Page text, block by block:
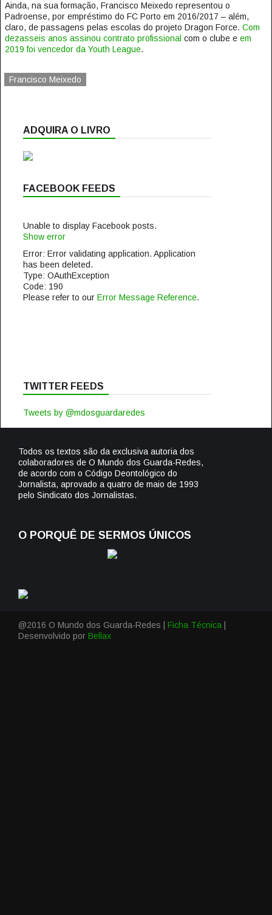
Ainda, na sua formação, Francisco Meixedo representou o
Padroense, por empréstimo do FC Porto em 2016/2017 – além,
claro, de passagens pelas escolas do projeto Dragon Force. Com
dezasseis anos assinou contrato profissional com o clube e em
2019 foi vencedor da Youth League.
Francisco Meixedo
ADQUIRA O LIVRO
FACEBOOK FEEDS
Unable to display Facebook posts.
Show error
Error: Error validating application. Application
has been deleted.
Type: OAuthException
Code: 190
Please refer to our Error Message Reference.
TWITTER FEEDS
Tweets by @mdosguardaredes
Todos os textos são da exclusiva autoria dos
colaboradores de O Mundo dos Guarda-Redes,
de acordo com o Código Deontológico do
Jornalista, aprovado a quatro de maio de 1993
pelo Sindicato dos Jornalistas.
O PORQUÊ DE SERMOS ÚNICOS
@2016 O Mundo dos Guarda-Redes | Ficha Técnica
Desenvolvido por Bellax